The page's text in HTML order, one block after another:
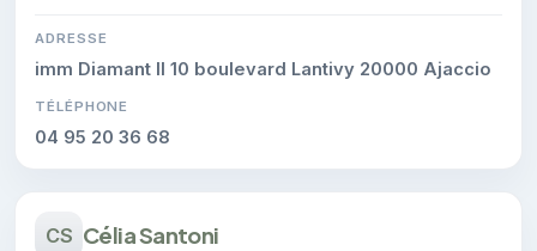
ADRESSE
imm Diamant II 10 boulevard Lantivy 20000 Ajaccio
TÉLÉPHONE
04 95 20 36 68
CS Célia Santoni